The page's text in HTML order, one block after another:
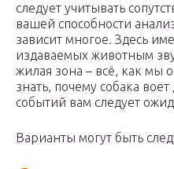
следует учитывать
вашей способности
зависит многое. Здесь
издаваемых животным
жилая зона – всё, как мы
знать, почему собака
событий вам следует
Варианты могут быть